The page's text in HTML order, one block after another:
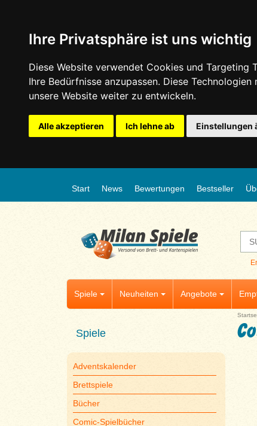
Ihre Privatsphäre ist uns wichtig
Diese Website verwendet Cookies und Targeting
Ihre Bedürfnisse anzupassen. Diese
unsere Website weiter zu entwickeln.
Alle akzeptieren Ich lehne ab Einstellungen
Start News Bewertungen Bestseller
Spiele Neuheiten Angebote
Spiele
Adventskalender
Brettspiele
Bücher
Comic-Spielbücher